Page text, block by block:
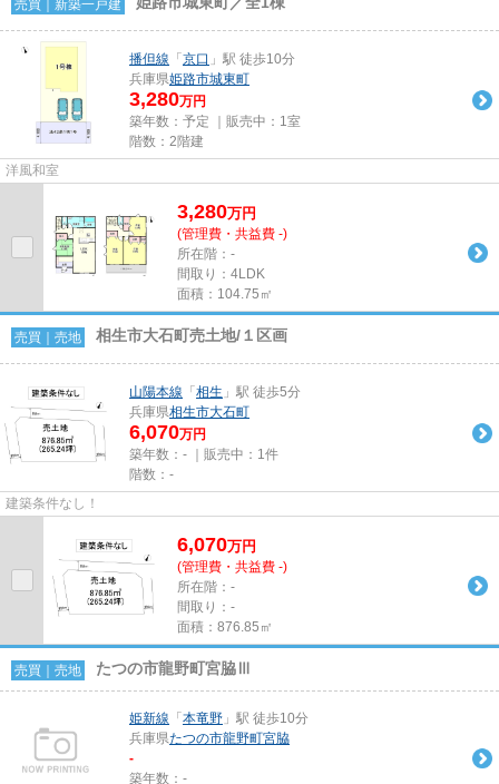
売買｜新築一戸建
播但線 「 京口 」駅 徒歩10分
兵庫県姫路市城東町
3,280万円
築年数：予定 ｜販売中： 1室
階数：2階建
洋風和室
3,280万円
(管理費・共益費 -)
所在階：-
間取り：4LDK
面積：104.75㎡
売買｜売地 相生市大石町売土地/１区画
山陽本線 「 相生 」駅 徒歩5分
兵庫県相生市大石町
6,070万円
築年数：- ｜販売中： 1件
階数：-
建築条件なし！
6,070万円
(管理費・共益費 -)
所在階：-
間取り：-
面積：876.85㎡
売買｜売地 たつの市龍野町宮脇Ⅲ
姫新線 「 本竜野 」駅 徒歩10分
兵庫県たつの市龍野町宮脇
-
築年数：-